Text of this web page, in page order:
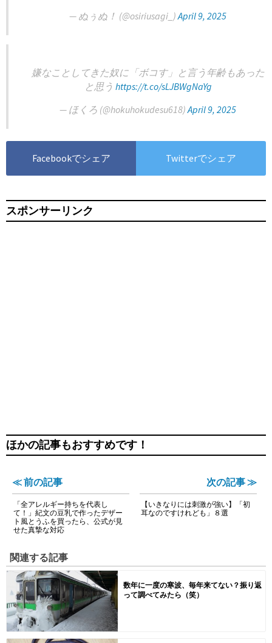
— ぬぅぬ！ (@osiriusagi_)April 9, 2025
嫌なことしてきた奴に「ボコす」と言う年齢もあった
と思う https://t.co/sLJBWgNaYg
— ほくろ (@hokuhokudesu618)April 9, 2025
Facebookでシェア Twitterでシェア
スポンサーリンク
ほかの記事もおすすめです！
≪ 前の記事
「全アレルギー持ちを代表し
て！」紀文の豆乳で作ったデザー
ト風とうふを買ったら、公式が見
せた真摯な対応
次の記事 ≫
【いきなりには刺激が強い】「初
耳なのですけれども」８選
関連する記事
数年に一度の寒波、毎年来てない？振り返
って調べてみたら（笑）